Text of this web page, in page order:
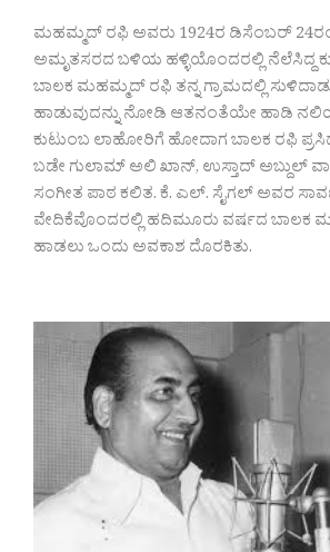
ಮಹಮ್ಮದ್ ರಫಿ ಅವರು 1924ರ ಡಿಸೆಂಬರ್
ಅಮೃತಸರದ ಬಳಿಯ ಹಳ್ಳಿಯೊಂದರಲ್ಲಿ ನೆಲೆಸಿದ್ದ
ಬಾಲಕ ಮಹಮ್ಮದ್ ರಫಿ ತನ್ನ ಗ್ರಾಮದಲ್ಲಿ
ಹಾಡುವುದನ್ನು ನೋಡಿ ಆತನಂತೆಯೇ ಹಾಡಿ
ಕುಟುಂಬ ಲಾಹೋರಿಗೆ ಹೋದಾಗ ಬಾಲಕ ರಫಿ
ಬಡೇ ಗುಲಾಮ್ ಅಲಿ ಖಾನ್, ಉಸ್ತಾದ್ ಅಬ್ದುಲ್
ಸಂಗೀತ ಪಾಠ ಕಲಿತ. ಕೆ. ಎಲ್. ಸೈಗಲ್ ಅವರ
ವೇದಿಕೆವೊಂದರಲ್ಲಿ ಹದಿಮೂರು ವರ್ಷದ ಬಾಲಕ
ಹಾಡಲು ಒಂದು ಅವಕಾಶ ದೊರಕಿತು.